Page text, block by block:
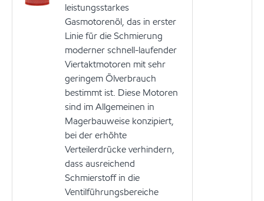
leistungsstarkes
Gasmotorenöl, das in erster
Linie für die Schmierung
moderner schnell-laufender
Viertaktmotoren mit sehr
geringem Ölverbrauch
bestimmt ist. Diese Motoren
sind im Allgemeinen in
Magerbauweise konzipiert,
bei der erhöhte
Verteilerdrücke verhindern,
dass ausreichend
Schmierstoff in die
Ventilführungsbereiche